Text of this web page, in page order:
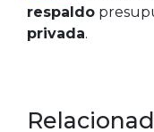
respaldo
privada.